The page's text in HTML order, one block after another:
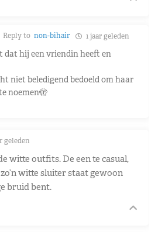
Reply to non-bihair 1 jaar geleden
dat hij een vriendin heeft en
niet beledigend bedoeld om haar
noemen🫣
geleden
witte outfits. De een te casual,
witte sluiter staat gewoon
bruid bent.